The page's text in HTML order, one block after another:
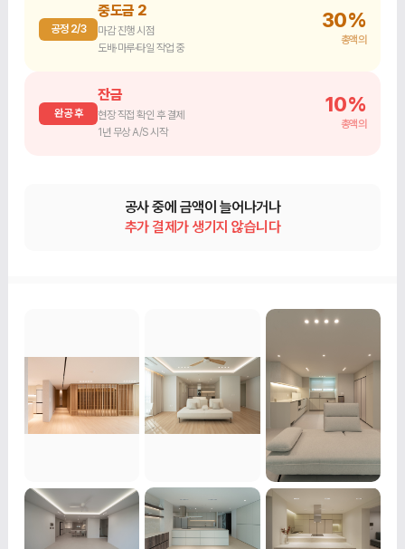
공정 2/3
중도금 2
마감 진행 시점
도배·마루·타일 작업 중
30%
총액의
완공 후
잔금
현장 직접 확인 후 결제
1년 무상 A/S 시작
10%
총액의
공사 중에 금액이 늘어나거나
추가 결제가 생기지 않습니다